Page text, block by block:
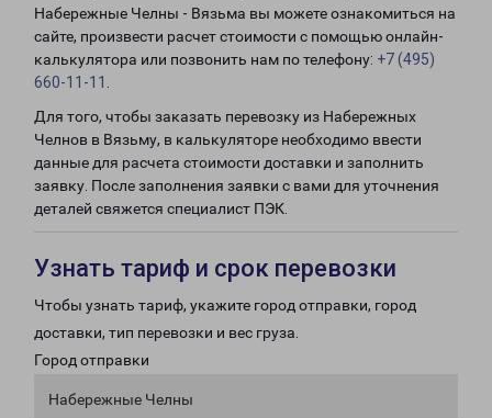
Набережные Челны - Вязьма вы можете ознакомиться на
сайте, произвести расчет стоимости с помощью онлайн-
калькулятора или позвонить нам по телефону: +7 (495)
660-11-11
Для того, чтобы заказать перевозку из Набережных
Челнов в Вязьму, в калькуляторе необходимо ввести
данные для расчета стоимости доставки и заполнить
заявку. После заполнения заявки с вами для уточнения
деталей свяжется специалист ПЭК.
Узнать тариф и срок перевозки
Чтобы узнать тариф, укажите город отправки, город
доставки, тип перевозки и вес груза.
Город отправки
Набережные Челны